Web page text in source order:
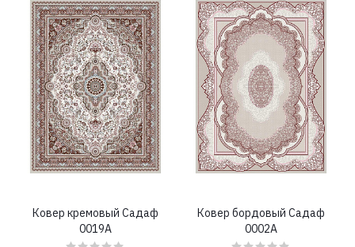
Ковер кремовый Садаф
0019A
Ковер бордовый Садаф
0002A